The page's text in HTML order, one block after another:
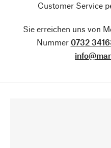
Customer Service
Sie erreichen uns von
Nummer 0732